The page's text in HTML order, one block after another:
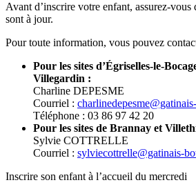
Avant d’inscrire votre enfant, assurez-vous
sont à jour.
Pour toute information, vous pouvez
Pour les sites d’Égriselles-le-
Villegardin :
Charline DEPESME
Courriel :
Téléphone : 03 86 97 42 20
Pour les sites de Brannay et
Sylvie COTTRELLE
Courriel : sylviecottrelle@gatinais-
Inscrire son enfant à l’accueil du mercredi